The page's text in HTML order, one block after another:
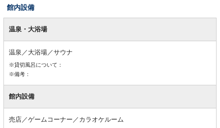
館内設備
内温泉・大浴場
温泉／大浴場／サウナ
※貸切風呂について：
※備考：
館内設備
売店／ゲームコーナー／カラオケルーム